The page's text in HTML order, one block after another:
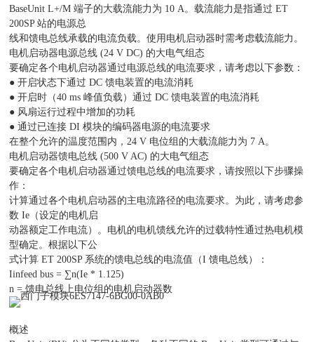
BaseUnit L+/M 端子的大载流能力为 10 A。载流能力是指通过 ET
200SP 站的电源总
线和馈电总线承载的电流负载。使用电机启动器时需考虑载流能力。
电机启动器电源总线 (24 V DC) 的大电气组态
要确定各个电机启动器通过电源总线的电流要求，请考虑以下参数：
● 开启状态下通过 DC 馈电装置的电流消耗
● 开启时（40 ms 峰值负载）通过 DC 馈电装置的电流消耗
● 风扇运行过程中增加的功耗
● 通过已连接 DI 模块的编码器电源的电流要求
在整个允许的温度范围内，24 V 电位组的大载流能力为 7 A。
电机启动器馈电总线 (500 V AC) 的大电气组态
要确定各个电机启动器通过馈电总线的电流要求，请按照以下步骤操
作：
计算通过各个电机启动器的主电流路径的电流要求。为此，请考虑参
数 Ie（设定的电机启
动器额定工作电流）。电机的电机馈线允许的过载特性通过热电机模
型确定。根据以下公
式计算 ET 200SP 系统的馈电总线的电流值（I 馈电总线）：
Iinfeed bus = ∑n(Ie * 1.125)
n = 馈电总线上电位组的电机启动器数
概述